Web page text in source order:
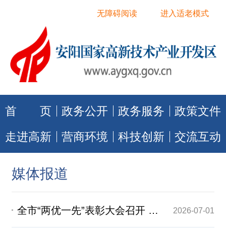
进入适老模式
无障碍阅读
首 页 政务公开 政务服务
政策文件
走进高新
营商环境 科技创新 交流互动
媒体报道
全市“两优一先”表彰大会召开 表彰先进立标杆 实干担当促发展 袁家健出席并讲话 胡军主持 2026-07-01